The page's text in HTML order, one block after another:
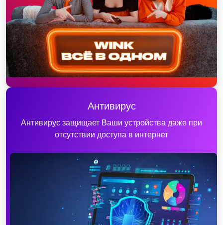
Антивирус
Антивирус защищает Ваши устройства даже при
отсутствии доступа в интернет